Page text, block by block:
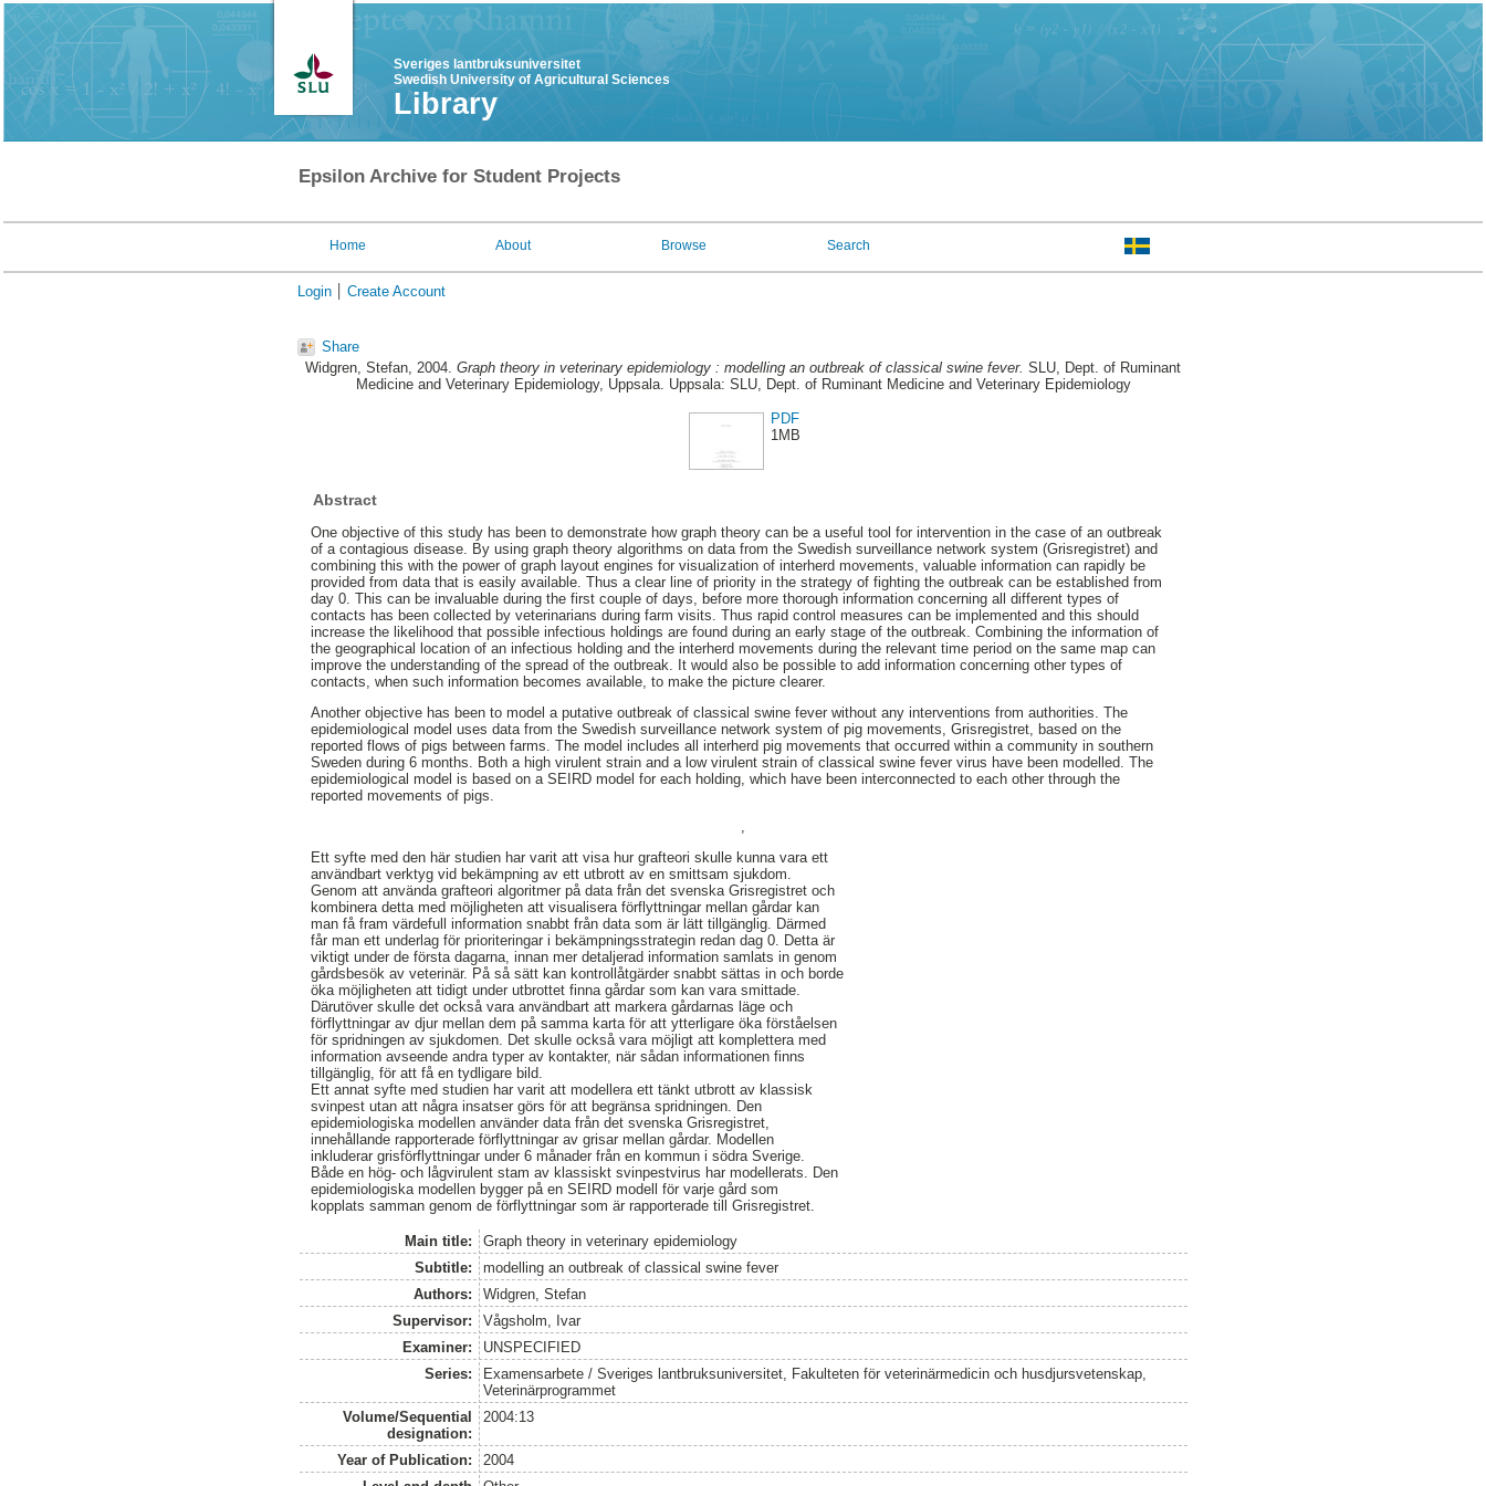
Sveriges lantbruksuniversitet
Swedish University of Agricultural Sciences
Library
Epsilon Archive for Student Projects
Home About Browse Search
Login Create Account
Share
Widgren, Stefan, 2004. Graph theory in veterinary epidemiology : modelling an outbreak of classical swine fever. SLU, Dept. of Ruminant
Medicine and Veterinary Epidemiology, Uppsala. Uppsala: SLU, Dept. of Ruminant Medicine and Veterinary Epidemiology
PDF
1MB
Abstract
One objective of this study has been to demonstrate how graph theory can be a useful tool for intervention in the case of an outbreak
of a contagious disease. By using graph theory algorithms on data from the Swedish surveillance network system (Grisregistret) and
combining this with the power of graph layout engines for visualization of interherd movements, valuable information can rapidly be
provided from data that is easily available. Thus a clear line of priority in the strategy of fighting the outbreak can be established from
day 0. This can be invaluable during the first couple of days, before more thorough information concerning all different types of
contacts has been collected by veterinarians during farm visits. Thus rapid control measures can be implemented and this should
increase the likelihood that possible infectious holdings are found during an early stage of the outbreak. Combining the information of
the geographical location of an infectious holding and the interherd movements during the relevant time period on the same map can
improve the understanding of the spread of the outbreak. It would also be possible to add information concerning other types of
contacts, when such information becomes available, to make the picture clearer.
Another objective has been to model a putative outbreak of classical swine fever without any interventions from authorities. The
epidemiological model uses data from the Swedish surveillance network system of pig movements, Grisregistret, based on the
reported flows of pigs between farms. The model includes all interherd pig movements that occurred within a community in southern
Sweden during 6 months. Both a high virulent strain and a low virulent strain of classical swine fever virus have been modelled. The
epidemiological model is based on a SEIRD model for each holding, which have been interconnected to each other through the
reported movements of pigs.
Ett syfte med den här studien har varit att visa hur grafteori skulle kunna vara ett
användbart verktyg vid bekämpning av ett utbrott av en smittsam sjukdom.
Genom att använda grafteori algoritmer på data från det svenska Grisregistret och
kombinera detta med möjligheten att visualisera förflyttningar mellan gårdar kan
man få fram värdefull information snabbt från data som är lätt tillgänglig. Därmed
får man ett underlag för prioriteringar i bekämpningsstrategin redan dag 0. Detta är
viktigt under de första dagarna, innan mer detaljerad information samlats in genom
gårdsbesök av veterinär. På så sätt kan kontrollåtgärder snabbt sättas in och borde
öka möjligheten att tidigt under utbrottet finna gårdar som kan vara smittade.
Därutöver skulle det också vara användbart att markera gårdarnas läge och
förflyttningar av djur mellan dem på samma karta för att ytterligare öka förståelsen
för spridningen av sjukdomen. Det skulle också vara möjligt att komplettera med
information avseende andra typer av kontakter, när sådan informationen finns
tillgänglig, för att få en tydligare bild.
Ett annat syfte med studien har varit att modellera ett tänkt utbrott av klassisk
svinpest utan att några insatser görs för att begränsa spridningen. Den
epidemiologiska modellen använder data från det svenska Grisregistret,
innehållande rapporterade förflyttningar av grisar mellan gårdar. Modellen
inkluderar grisförflyttningar under 6 månader från en kommun i södra Sverige.
Både en hög- och lågvirulent stam av klassiskt svinpestvirus har modellerats. Den
epidemiologiska modellen bygger på en SEIRD modell för varje gård som
kopplats samman genom de förflyttningar som är rapporterade till Grisregistret.
Main title:
Graph theory in veterinary epidemiology
Subtitle:
modelling an outbreak of classical swine fever
Authors:
Widgren, Stefan
Supervisor:
Vågsholm, Ivar
Examiner:
UNSPECIFIED
Series:
Examensarbete / Sveriges lantbruksuniversitet, Fakulteten för veterinärmedicin och husdjursvetenskap,
Veterinärprogrammet
Volume/Sequential
designation:
2004:13
Year of Publication:
2004